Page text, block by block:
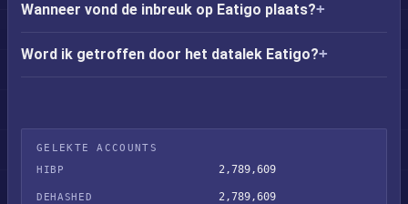
Wanneer vond de inbreuk op Eatigo plaats?
Word ik getroffen door het datalek Eatigo?
GELEKTE ACCOUNTS
HIBP
2,789,609
DEHASHED 2,789,609